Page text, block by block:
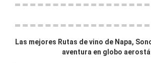
Las mejores Rutas de vino de Napa,
aventura en globo